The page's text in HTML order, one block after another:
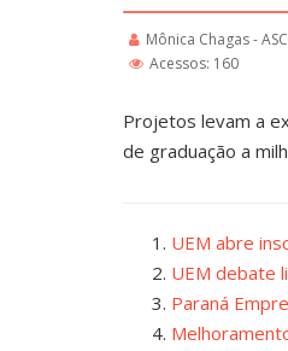
Mônica Chagas - ASC
Acessos: 160
Projetos levam a
de graduação a
UEM abre
UEM debate
Paraná